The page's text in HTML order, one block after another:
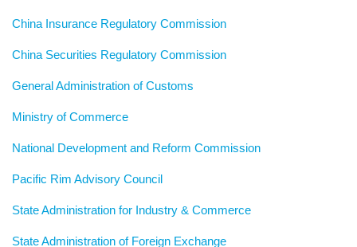
China Insurance Regulatory Commission
China Securities Regulatory Commission
General Administration of Customs
Ministry of Commerce
National Development and Reform Commission
Pacific Rim Advisory Council
State Administration for Industry & Commerce
State Administration of Foreign Exchange